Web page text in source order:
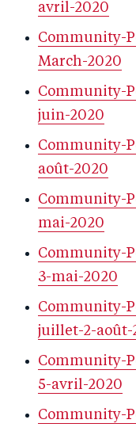
avril-2020
Community-
March-2020
Community-
juin-2020
Community-
août-2020
Community-
mai-2020
Community-
3-mai-2020
Community-
juillet-2-août-
Community-
5-avril-2020
Community-